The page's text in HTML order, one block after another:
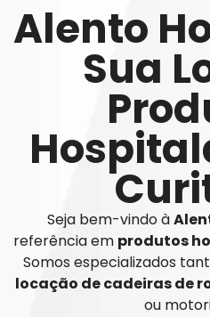
Alento
Sua
Seja bem-vindo à
referência em produtos
Somos especializados
locação de cadeiras de
ou